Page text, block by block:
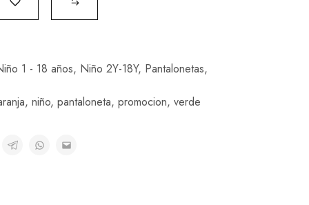
1 - 18 años, Niño 2Y-18Y, Pantalonetas,
, niño, pantaloneta, promocion, verde